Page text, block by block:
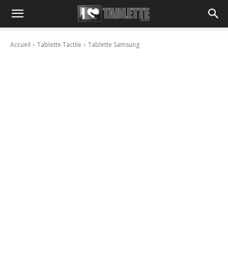
Accueil Tablette Tactile Tablette Samsung